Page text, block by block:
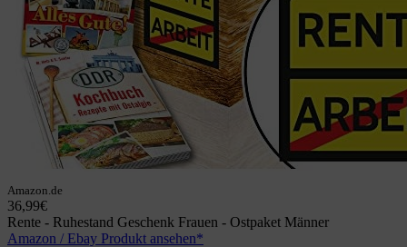
Amazon.de
36,99€
Rente - Ruhestand Geschenk Frauen - Ostpaket Männer
Amazon / Ebay Produkt ansehen*